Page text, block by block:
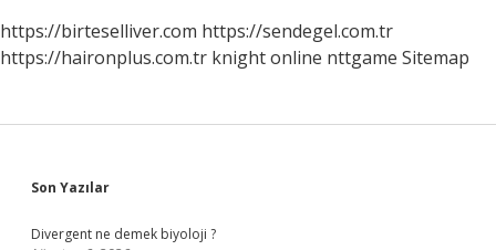
https://birteselliver.com https://sendegel.com.tr
https://haironplus.com.tr knight online nttgame Sitemap
Sidebar
Son Yazılar
Divergent ne demek biyoloji ?